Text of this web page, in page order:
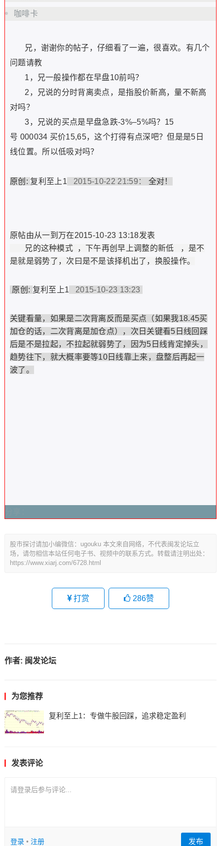
咖啡卡
兄，谢谢你的帖子，仔细看了一遍，很喜欢。有几个
问题请教
1，兄一般操作都在早盘10前吗？
2，兄说的分时背离卖点，是指股价新高，量不新高
对吗？
3，兄说的买点是早盘急跌-3%–5%吗？15
号 000034 买价15,65，这个打得有点深吧？但是是5日
线位置。所以低吸对吗？
原创: 复利至上1 2015-10-22 21:59： 全对！
原帖由从一到万在2015-10-23 13:18发表
兄的这种模式 ，下午再创早上调整的新低 ，是不
是就是弱势了，次曰是不是该择机出了，换股操作。
原创: 复利至上1 2015-10-23 13:23
关键看量，如果是二次背离反而是买点（如果我18.45买
加仓的话，二次背离是加仓点），次日关键看5日线回踩
后是不是拉起，不拉起就弱势了，因为5日线肯定掉头，
趋势往下，就大概率要等10日线靠上来，盘整后再起一
波了。
股市探讨请加小编微信：ugouku 本文来自网络，不代表闽发论坛立
场，请勿相信本站任何电子书、视频中的联系方式。转载请注明出处：
https://www.xiarj.com/6728.html
打赏 286赞
作者: 闽发论坛
为您推荐
复利至上1：专做牛股回踩，追求稳定盈利
发表评论
请登录后参与评论...
登录• 注册 发布